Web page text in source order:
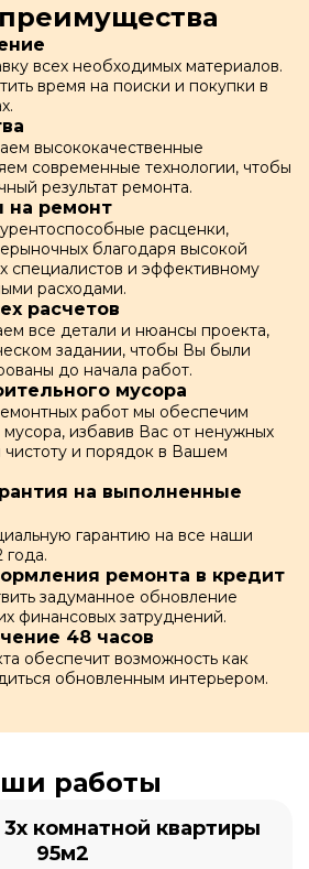
всех необходимых материалов.
время на поиски и покупки в
высококачественные
современные технологии, чтобы
результат ремонта.
на ремонт
расценки,
благодаря высокой
специалистов и эффективному
расходами.
расчетов
все детали и нюансы проекта,
задании, чтобы Вы были
до начала работ.
мусора
работ мы обеспечим
мусора, избавив Вас от ненужных
чистоту и порядок в Вашем
на выполненные
гарантию на все наши
года.
ремонта в кредит
задуманное обновление
финансовых затруднений.
48 часов
обеспечит возможность как
обновленным интерьером.
работы
комнатной квартиры
95м2